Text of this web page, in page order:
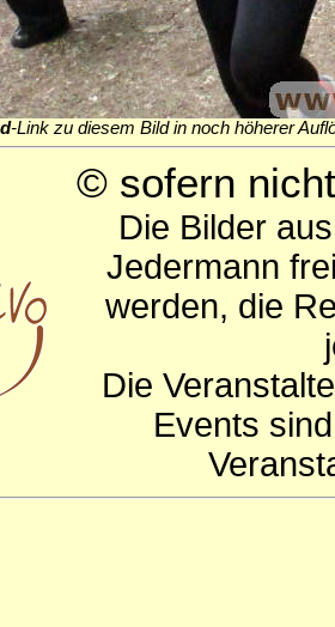
-Link zu diesem Bild in noch höherer
© sofern
Die Bilder
Jedermann
werden, die
Die
Events